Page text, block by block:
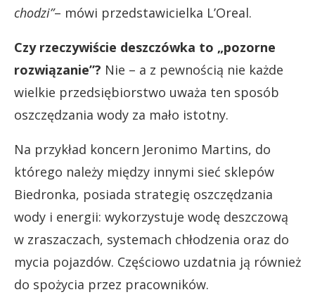
chodzi”– mówi przedstawicielka L’Oreal.
Czy rzeczywiście deszczówka to „pozorne
rozwiązanie”? Nie – a z pewnością nie każde
wielkie przedsiębiorstwo uważa ten sposób
oszczędzania wody za mało istotny.
Na przykład koncern Jeronimo Martins, do
którego należy między innymi sieć sklepów
Biedronka, posiada strategię oszczędzania
wody i energii: wykorzystuje wodę deszczową
w zraszaczach, systemach chłodzenia oraz do
mycia pojazdów. Częściowo uzdatnia ją również
do spożycia przez pracowników.